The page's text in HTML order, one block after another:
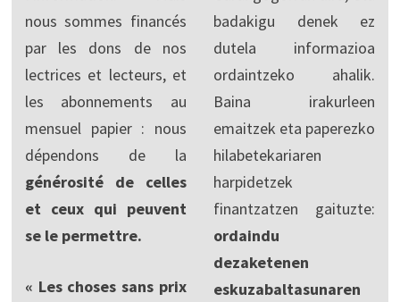
nous sommes financés
par les dons de nos
lectrices et lecteurs, et
les abonnements au
mensuel papier : nous
dépendons de la
générosité de celles
et ceux qui peuvent
se le permettre.
« Les choses sans prix
badakigu denek ez
dutela informazioa
ordaintzeko ahalik.
Baina irakurleen
emaitzek eta paperezko
hilabetekariaren
harpidetzek
finantzatzen gaituzte:
ordaindu
dezaketenen
eskuzabaltasunaren